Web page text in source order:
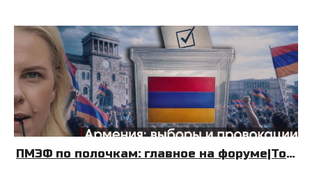
ПМЭФ по полочкам: главное на форуме|Топливный Крым| Армения: выборы и провокации|08.06.26|УДНБ